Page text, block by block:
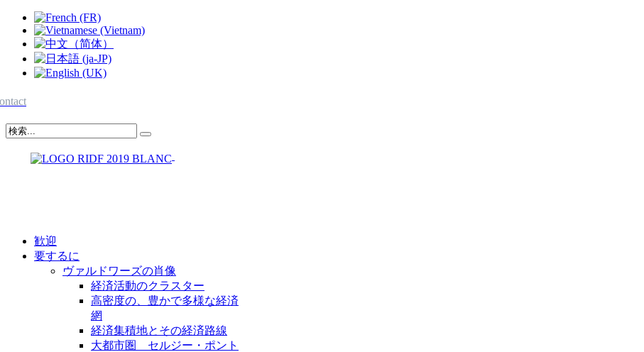
歓迎
要するに
ヴァルドワーズの肖像
経済活動のクラスター
高密度の、豊かで多様な経済
網
経済集積地とその経済路線
大都市圏 セルジー・ポント